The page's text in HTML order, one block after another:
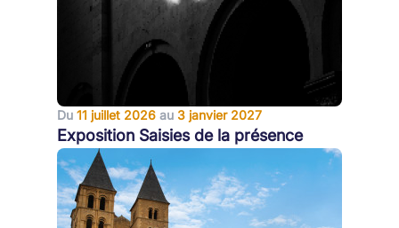
Du 11 juillet 2026 au 3 janvier 2027
Exposition Saisies de la présence